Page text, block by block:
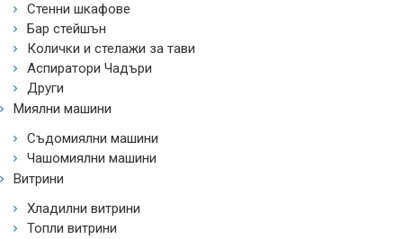
Стенни шкафове
Бар стейшън
Колички и стелажи за тави
Аспиратори Чадъри
Други
Миялни машини
Съдомиялни машини
Чашомиялни машини
Витрини
Хладилни витрини
Топли витрини